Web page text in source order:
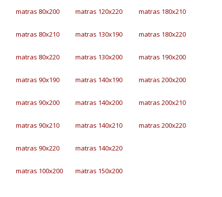
matras 80x200 matras 120x220 matras 180x210
matras 80x210 matras 130x190 matras 180x220
matras 80x220 matras 130x200 matras 190x200
matras 90x190 matras 140x190 matras 200x200
matras 90x200 matras 140x200 matras 200x210
matras 90x210 matras 140x210 matras 200x220
matras 90x220 matras 140x220
matras 100x200 matras 150x200